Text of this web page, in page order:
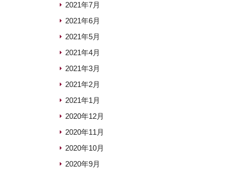
2021年7月
2021年6月
2021年5月
2021年4月
2021年3月
2021年2月
2021年1月
2020年12月
2020年11月
2020年10月
2020年9月